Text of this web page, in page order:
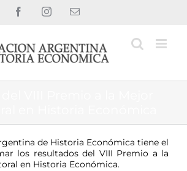
FacebookInstagramCorreo
de Historia Económica tiene el
los resultados del VIII Premio a la
en Historia Económica.